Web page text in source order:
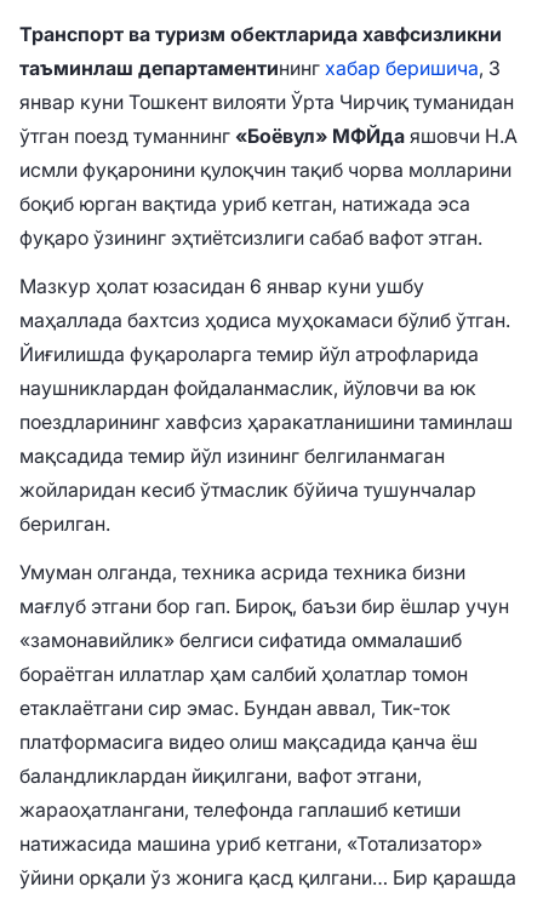
Транспорт ва туризм обектларида хавфсизликни
таъминлаш департаментининг хабар беришича, 3
январ куни Тошкент вилояти Ўрта Чирчиқ туманидан
ўтган поезд туманнинг «Боёвул» МФЙда яшовчи Н.А
исмли фуқаронини қулоқчин тақиб чорва молларини
боқиб юрган вақтида уриб кетган, натижада эса
фуқаро ўзининг эҳтиётсизлиги сабаб вафот этган.
Мазкур ҳолат юзасидан 6 январ куни ушбу
маҳаллада бахтсиз ҳодиса муҳокамаси бўлиб ўтган.
Йиғилишда фуқароларга темир йўл атрофларида
наушниклардан фойдаланмаслик, йўловчи ва юк
поездларининг хавфсиз ҳаракатланишини таминлаш
мақсадида темир йўл изининг белгиланмаган
жойларидан кесиб ўтмаслик бўйича тушунчалар
берилган.
Умуман олганда, техника асрида техника бизни
мағлуб этгани бор гап. Бироқ, баъзи бир ёшлар учун
«замонавийлик» белгиси сифатида оммалашиб
бораётган иллатлар ҳам салбий ҳолатлар томон
етаклаётгани сир эмас. Бундан аввал, Тик-ток
платформасига видео олиш мақсадида қанча ёш
баландликлардан йиқилгани, вафот этгани,
жараоҳатлангани, телефонда гаплашиб кетиши
натижасида машина уриб кетгани, «Тотализатор»
ўйини орқали ўз жонига қасд қилгани… Бир қарашда